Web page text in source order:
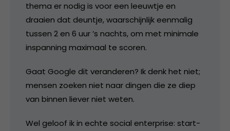
thema er nodig is voor een leeuwtje en
draaien dat deuntje, waarschijnlijk eenmalig
tussen 2 en 6 uur ’s nachts, om met minimale
inspanning maximaal te scoren.
Gaat Google dit veranderen? Ik denk het niet;
mensen zoeken niet naar dingen die ze diep
van binnen liever niet weten.
Wel geloof ik in echte social enterprise: start-